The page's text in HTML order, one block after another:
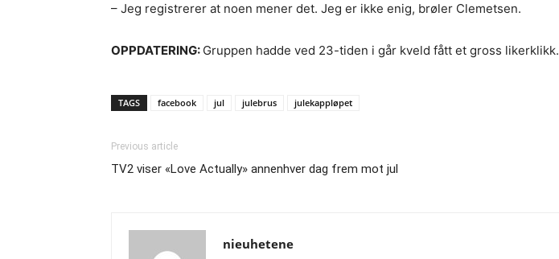
– Jeg registrerer at noen mener det. Jeg er ikke enig, brøler Clemetsen.
OPPDATERING: Gruppen hadde ved 23-tiden i går kveld fått et gross likerklikk.
TAGS facebook jul julebrus julekappløpet
Previous article
TV2 viser «Love Actually» annenhver dag frem mot jul
nieuhetene